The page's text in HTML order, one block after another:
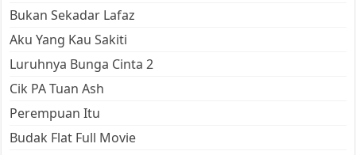
Bukan Sekadar Lafaz
Aku Yang Kau Sakiti
Luruhnya Bunga Cinta 2
Cik PA Tuan Ash
Perempuan Itu
Budak Flat Full Movie